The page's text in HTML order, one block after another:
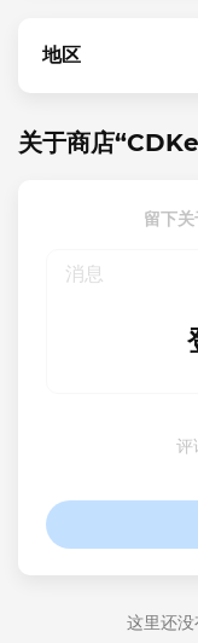
地区
关于商店
留下
评
这里还